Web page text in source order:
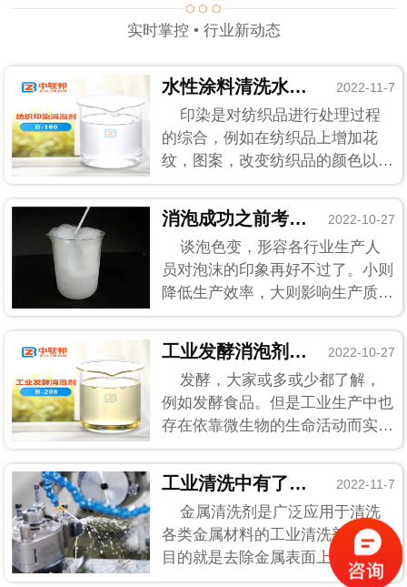
实时掌控 • 行业新动态
水性涂料清洗水处理，纺织印染消泡剂统统搞定 2022-11-7
印染是对纺织品进行处理过程
的综合，例如在纺织品上增加花
纹，图案，改变纺织品的颜色以及
相关前处理工艺等。可在纺织印染
过程中，总会出现大大小小的泡沫
来捣乱，影响印染的质量和美观，
使得纺织印染技术大...
消泡成功之前考虑的早就不是消泡剂价格了 2022-10-27
谈泡色变，形容各行业生产人
员对泡沫的印象再好不过了。小则
降低生产效率，大则影响生产质
量。消泡剂，一个专为泡沫而诞生
的东西横空出世。可是你知道吗，
消泡剂的种类眼花缭乱，价格也根
据其成分物有所值。...
工业发酵消泡剂消泡原来这么简单 2022-10-27
发酵，大家或多或少都了解，
例如发酵食品。但是工业生产中也
存在依靠微生物的生命活动而实现
工业发酵。但是这类发酵不同于一
般的发酵，但面临的问题似乎却一
样，难缠的泡沫。所以为了使得工
业生产能够正常进...
工业清洗中有了金属清洗剂消泡剂就安心了 2022-11-7
金属清洗剂是广泛应用于清洗
各类金属材料的工业清洗剂，主要
目的就是去除金属表面上的有机物
和其它外来材料保护。但因为金属